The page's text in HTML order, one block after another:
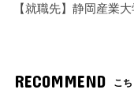
【就職先】静岡産業
RECOMMEND こ